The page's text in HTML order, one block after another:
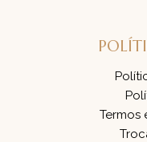
Termos